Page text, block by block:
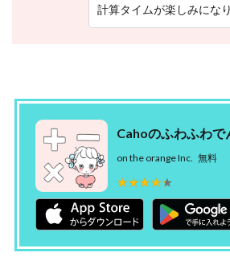
計算タイムが楽しみになり
Cahoのふわふわで
on the orange Inc. 無料
★★★★★
★★★★★